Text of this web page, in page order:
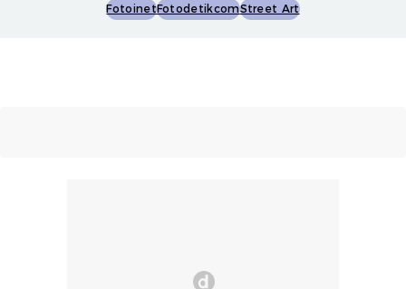
FotoinetFotodetikcomStreet Art